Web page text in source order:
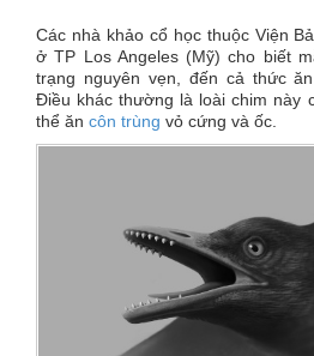
Thuốc diệt mối Sài Gòn
Máy phun rửa cao cấp
Thiết bị vệ sinh sản phẩm
Máy chà rửa đánh bóng sàn
Máy diệt côn trùng
Máy hút bụi
Dịch vụ cung ứng thuốc diệt
Dịch vụ kiểm soát gián
Dịch vụ phun diệt ruồi gây hại
Dịch vụ tiêu diệt gián gây hại
Dịch vụ xử lý tiêu diệt kiến tận gốc
Hình ảnh
Sitemap
Video
Các nhà khảo cổ học thuộc Viện
ở TP Los Angeles (Mỹ) cho biết
trạng nguyên vẹn, đến cả thức
Điều khác thường là loài chim này
thể ăn côn trùng vỏ cứng và ốc.